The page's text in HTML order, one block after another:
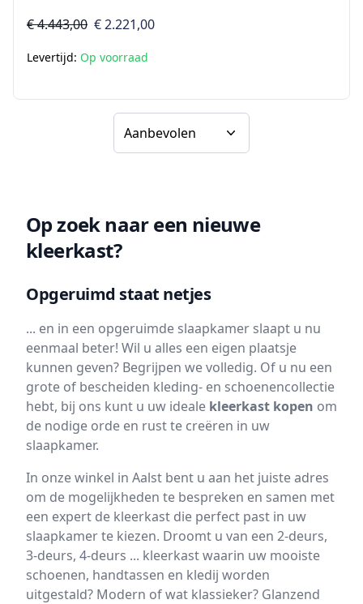
€ 4.443,00 € 2.221,00
Levertijd: Op voorraad
Sorteer op
Op zoek naar een nieuwe
kleerkast?
Opgeruimd staat netjes
... en in een opgeruimde slaapkamer slaapt u nu
eenmaal beter! Wil u alles een eigen plaatsje
kunnen geven? Begrijpen we volledig. Of u nu een
grote of bescheiden kleding- en schoenencollectie
hebt, bij ons kunt u uw ideale kleerkast kopen om
de nodige orde en rust te creëren in uw
slaapkamer.
In onze winkel in Aalst bent u aan het juiste adres
om de mogelijkheden te bespreken en samen met
een expert de kleerkast die perfect past in uw
slaapkamer te kiezen. Droomt u van een 2-deurs,
3-deurs, 4-deurs ... kleerkast waarin uw mooiste
schoenen, handtassen en kledij worden
uitgestald? Modern of wat klassieker? Glanzend